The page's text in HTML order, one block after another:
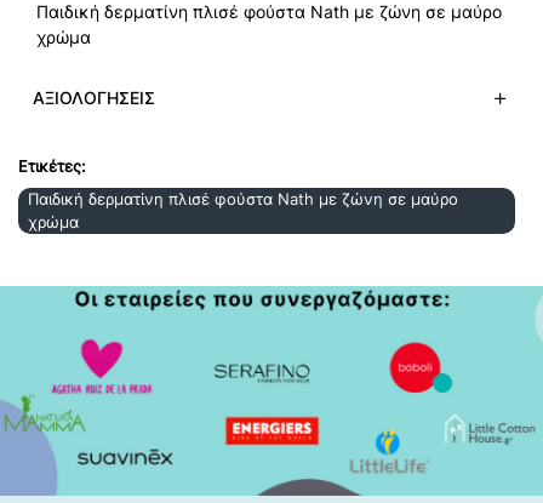
Παιδική δερματίνη πλισέ φούστα Nath με ζώνη σε μαύρο
χρώμα
ΑΞΙΟΛΟΓΉΣΕΙΣ
Ετικέτες:
Παιδική δερματίνη πλισέ φούστα Nath με ζώνη σε μαύρο
χρώμα